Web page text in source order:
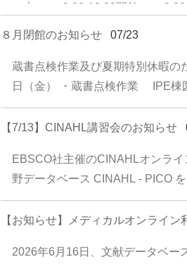
（土） 9:00-12:00開館
閉館 閉館 なお、オープンキ
８月閉館のお知らせ 07/23
蔵書点検作業及び夏期特別休暇
日（金） ・蔵書点検作業 IPE棟
【7/13】CINAHL講習会のお知らせ
EBSCO社主催のCINAHLオンラ
野データベース CINAHL - PICO
【お知らせ】メディカルオンライン
2026年6月16日、文献データベー